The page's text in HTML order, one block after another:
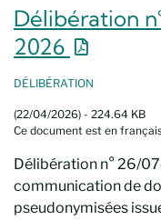
Délibération
2026
DÉLIBÉRATION
(22/04/2026) - 224.64 KB
Ce document est en
Délibération n° 26/
communication de
pseudonymisées